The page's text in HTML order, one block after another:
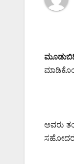
ಅವರು
ಸಹೋದರ